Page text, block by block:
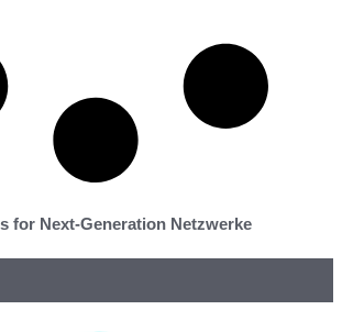
for Next-Generation Netzwerke